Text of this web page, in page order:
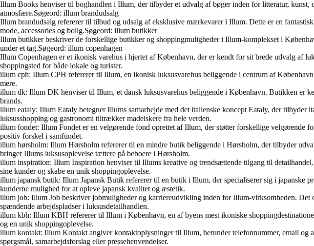
Illum Books henviser til boghandlen i Illum, der tilbyder et udvalg af bøger inden for litteratur,
atmosfære.Søgeord: illum brandudsalg
Illum brandudsalg refererer til tilbud og udsalg af eksklusive mærkevarer i Illum. Dette er en
mode, accessories og bolig.Søgeord: illum butikker
Illum butikker beskriver de forskellige butikker og shoppingmuligheder i Illum-komplekset i
under et tag.Søgeord: illum copenhagen
Illum Copenhagen er et ikonisk varehus i hjertet af København, der er kendt for sit brede udvalg af
shoppingsted for både lokale og turister.
illum cph: Illum CPH refererer til Illum, en ikonisk luksusvarehus beliggende i centrum af
mere.
illum dk: Illum DK henviser til Illum, et dansk luksusvarehus beliggende i København. Butikken er
brands.
illum eataly: Illum Eataly betegner Illums samarbejde med det italienske koncept Eataly, der tilbyder
luksusshopping og gastronomi tiltrækker madelskere fra hele verden.
illum fondet: Illum Fondet er en velgørende fond oprettet af Illum, der støtter forskellige velgørende
positiv forskel i samfundet.
illum hørsholm: Illum Hørsholm refererer til en mindre butik beliggende i Hørsholm, der tilbyder
bringer Illums luksusoplevelse tættere på beboere i Hørsholm.
illum inspiration: Illum Inspiration henviser til Illums kreative og trendsættende tilgang til
sine kunder og skabe en unik shoppingoplevelse.
illum japansk butik: Illum Japansk Butik refererer til en butik i Illum, der specialiserer sig i japanske
kunderne mulighed for at opleve japansk kvalitet og æstetik.
illum job: Illum Job beskriver jobmuligheder og karriereudvikling inden for Illum-virksomheden.
spændende arbejdspladser i luksusdetailhandlen.
illum kbh: Illum KBH refererer til Illum i København, en af byens mest ikoniske
og en unik shoppingoplevelse.
illum kontakt: Illum Kontakt angiver kontaktoplysninger til Illum, herunder telefonnummer, email og
spørgsmål, samarbejdsforslag eller pressehenvendelser.